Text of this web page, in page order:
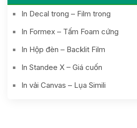
In Decal trong – Film trong
In Formex – Tấm Foam cứng
In Hộp đèn – Backlit Film
In Standee X – Giá cuốn
In vải Canvas – Lụa Simili